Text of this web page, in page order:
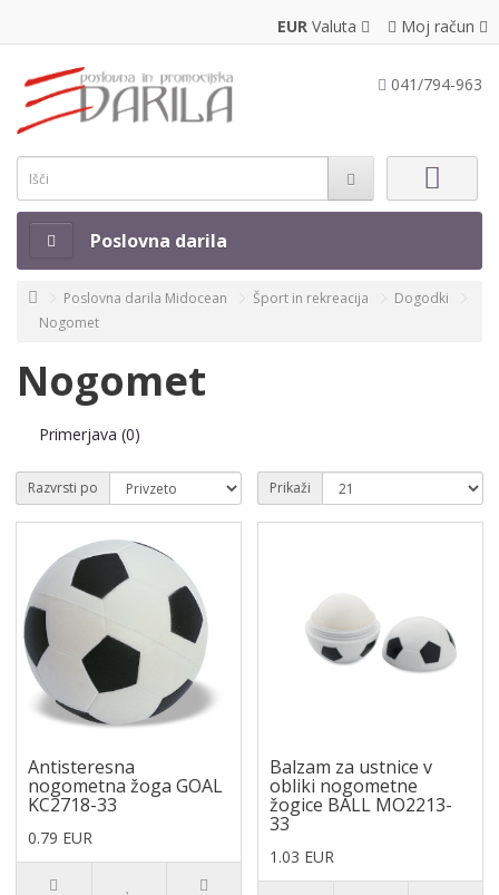
EUR Valuta Moj račun
041/794-963
Poslovna darila
Poslovna darila Midocean Šport in rekreacija
Dogodki
Nogomet
Nogomet
Primerjava (0)
Razvrsti po Prikaži
Antisteresna
nogometna žoga GOAL
KC2718-33
0.79 EUR
Balzam za ustnice v
obliki nogometne
žogice BALL MO2213-
33
1.03 EUR